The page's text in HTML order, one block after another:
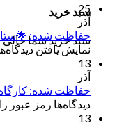
سبد خرید
سبد خرید شما
25
آذر
حفاظت شده:
نمایش یافتن
13
آذر
حفاظت شده:
دیدگاه‌ها رمز عبور را
13